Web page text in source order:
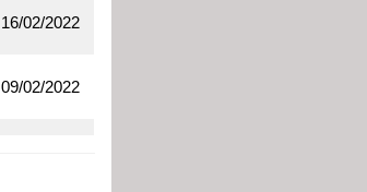
16/02/2022
09/02/2022